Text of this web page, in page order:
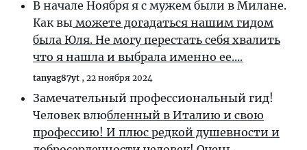
В начале Ноября я с мужем были в Милане.
Как вы можете догадаться нашим гидом
была Юля. Не могу перестать себя хвалить
что я нашла и выбрала именно ее....
tanyag87yt , 22 ноября 2024
Замечательный профессиональный гид!
Человек влюбленный в Италию и свою
профессию! И плюс редкой душевности и